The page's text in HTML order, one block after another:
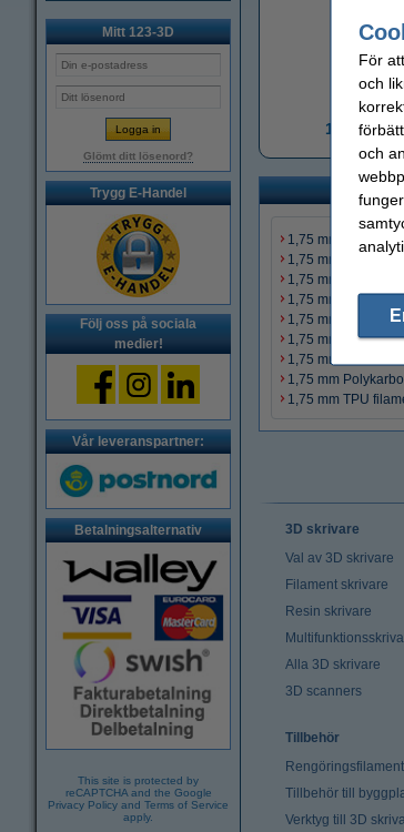
Mitt 123-3D
Glömt ditt lösenord?
Trygg E-Handel
Följ oss på sociala
medier!
Vår leveranspartner:
Betalningsalternativ
This site is protected by
reCAPTCHA and the Google
Privacy Policy and Terms of Service
apply.
1,75 mm
1,75 mm PLA
1,75 mm PETG
1,75 mm ABS
1,75 mm ASA
1,75 mm HIPS
1,75 mm Nylon
1,75 mm PCTG
1,75 mm
1,75 mm TPU
3D skrivare
Val av 3D skrivare
Filament skrivare
Resin skrivare
Alla 3D skrivare
3D scanners
Tillbehör
Rengöringsfilament
Tillbehör till
Verktyg till 3D
För
och
och